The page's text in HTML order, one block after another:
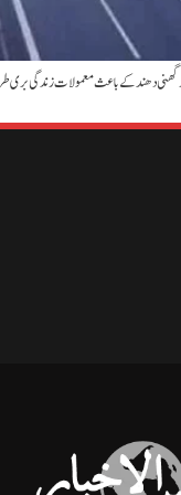
بری طرح متاثر ہو گئے ہیں۔ ہنزہ میں درجہ حرارت منفی 20 ڈگری تک گر